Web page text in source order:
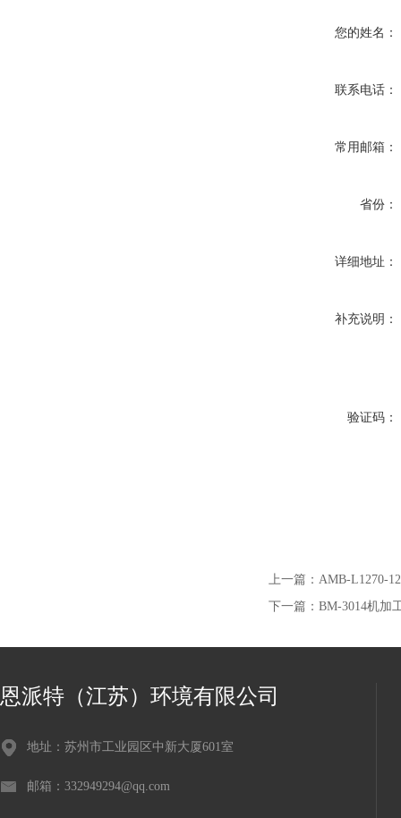
您的姓名：
联系电话：
常用邮箱：
省份：
详细地址：
补充说明：
验证码：
上一篇： AMB-L1270-
下一篇： BM-3014机加
恩派特（江苏）环境有限公司
地址：苏州市工业园区中新大厦601室
邮箱：332949294@qq.com